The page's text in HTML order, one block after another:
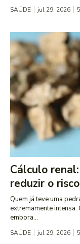
SAÚDE jul 29, 2026 5
Cálculo
reduzir o
Quem já teve uma
extremamente intensa.
embora...
SAÚDE jul 29, 2026 5